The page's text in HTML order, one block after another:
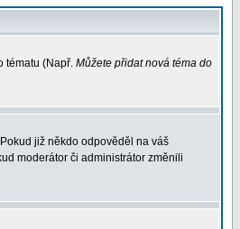
tématu (Např. Můžete přidat nová téma do
již někdo odpověděl na váš
moderátor či administrátor změnili